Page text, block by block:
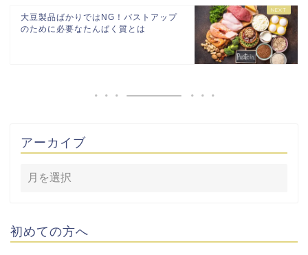
大豆製品ばかりではNG！バストアップ
のために必要なたんぱく質とは
アーカイブ
初めての方へ